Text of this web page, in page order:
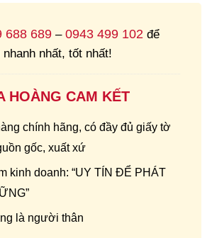
688 689 – 0943 499 102 để
nhất, tốt nhất!
HOÀNG CAM KẾT
chính hãng, có đầy đủ giấy tờ
gốc, xuất xứ
kinh doanh: “UY TÍN ĐỂ PHÁT
là người thân